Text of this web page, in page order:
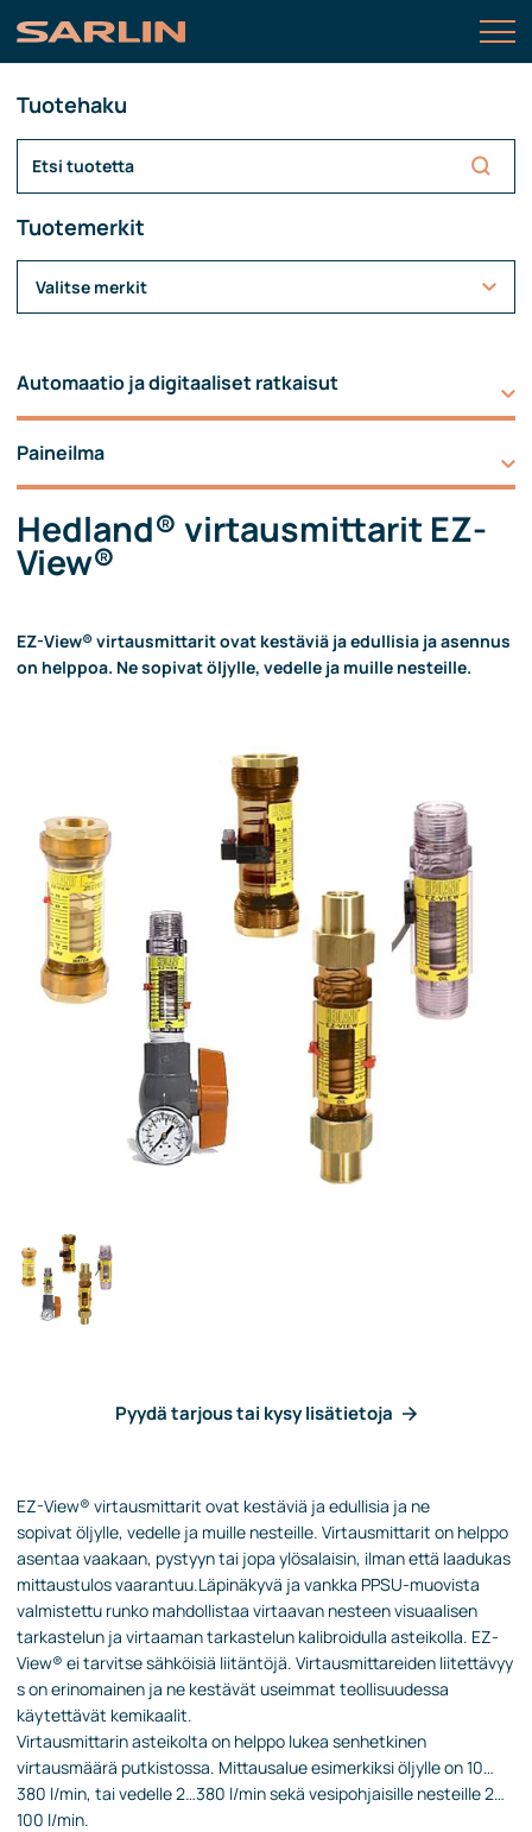
Tuotehaku
Tuotemerkit
Valitse merkit
Automaatio ja digitaaliset ratkaisut
Paineilma
Hedland® virtausmittarit EZ-
View®
EZ-View® virtausmittarit ovat kestäviä ja edullisia ja asennus
on helppoa. Ne sopivat öljylle, vedelle ja muille nesteille.
Pyydä tarjous tai kysy lisätietoja
EZ-View® virtausmittarit ovat kestäviä ja edullisia ja ne
sopivat öljylle, vedelle ja muille nesteille. Virtausmittarit on helppo
asentaa vaakaan, pystyyn tai jopa ylösalaisin, ilman että laadukas
mittaustulos vaarantuu.Läpinäkyvä ja vankka PPSU-muovista
valmistettu runko mahdollistaa virtaavan nesteen visuaalisen
tarkastelun ja virtaaman tarkastelun kalibroidulla asteikolla. EZ-
View® eitarvitsesähköisiä liitäntöjä. Virtausmittareiden liitettävyy
son erinomainen ja ne kestävät useimmat teollisuudessa
käytettävät kemikaalit.
Virtausmittarin asteikolta on helppo lukea senhetkinen
virtausmäärä putkistossa. Mittausalue esimerkiksi öljylle on 10…
380 l/min, tai vedelle 2…380 l/min sekä vesipohjaisille nesteille 2…
100 l/min.